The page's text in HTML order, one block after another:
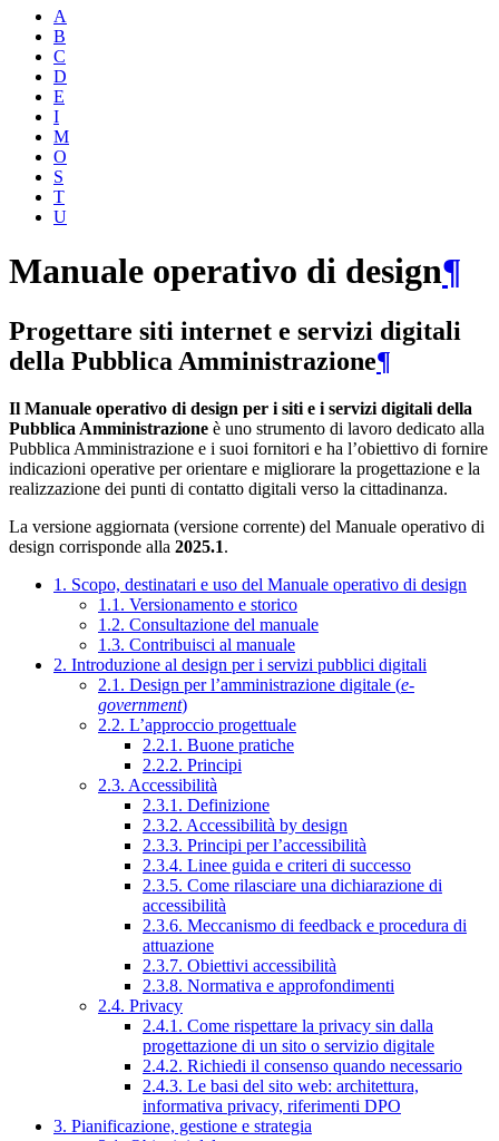
A
B
C
D
E
I
M
O
S
T
U
Manuale operativo di design¶
Progettare siti internet e servizi digitali
della Pubblica Amministrazione¶
Il Manuale operativo di design per i siti e i servizi digitali della
Pubblica Amministrazione è uno strumento di lavoro dedicato alla
Pubblica Amministrazione e i suoi fornitori e ha l’obiettivo di fornire
indicazioni operative per orientare e migliorare la progettazione e la
realizzazione dei punti di contatto digitali verso la cittadinanza.
La versione aggiornata (versione corrente) del Manuale operativo di
design corrisponde alla 2025.1.
1. Scopo, destinatari e uso del Manuale operativo di design
1.1. Versionamento e storico
1.2. Consultazione del manuale
1.3. Contribuisci al manuale
2. Introduzione al design per i servizi pubblici digitali
2.1. Design per l’amministrazione digitale (e-
government)
2.2. L’approccio progettuale
2.2.1. Buone pratiche
2.2.2. Principi
2.3. Accessibilità
2.3.1. Definizione
2.3.2. Accessibilità by design
2.3.3. Principi per l’accessibilità
2.3.4. Linee guida e criteri di successo
2.3.5. Come rilasciare una dichiarazione di
accessibilità
2.3.6. Meccanismo di feedback e procedura di
attuazione
2.3.7. Obiettivi accessibilità
2.3.8. Normativa e approfondimenti
2.4. Privacy
2.4.1. Come rispettare la privacy sin dalla
progettazione di un sito o servizio digitale
2.4.2. Richiedi il consenso quando necessario
2.4.3. Le basi del sito web: architettura,
informativa privacy, riferimenti DPO
3. Pianificazione, gestione e strategia